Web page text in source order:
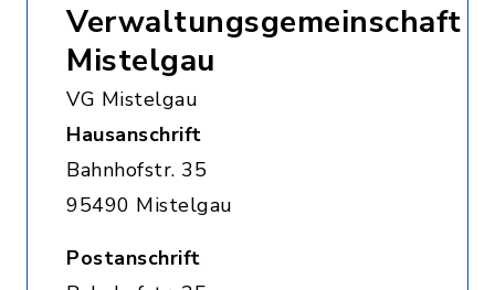
Verwaltungsgemeinschaft
Mistelgau
VG Mistelgau
Hausanschrift
Bahnhofstr. 35
95490 Mistelgau
Postanschrift